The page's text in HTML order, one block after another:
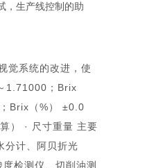
，生产线控制的助
觉系统的改进，使
1.71000；Brix
Brix（%） ±0.0
） · 尺寸重量 主要
分计、阿贝折光
检测仪、切削油测